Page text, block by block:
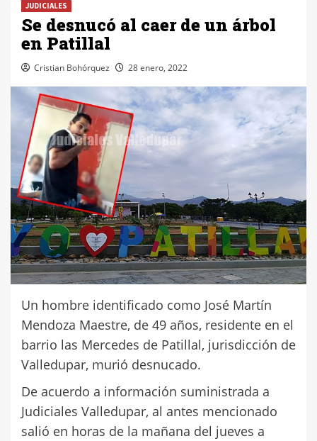
JUDICIALES
Se desnucó al caer de un árbol
en Patillal
Cristian Bohórquez 28 enero, 2022
Un hombre identificado como José Martín
Mendoza Maestre, de 49 años, residente en el
barrio las Mercedes de Patillal, jurisdicción de
Valledupar, murió desnucado.
De acuerdo a información suministrada a
Judiciales Valledupar, al antes mencionado
salió en horas de la mañana del jueves a